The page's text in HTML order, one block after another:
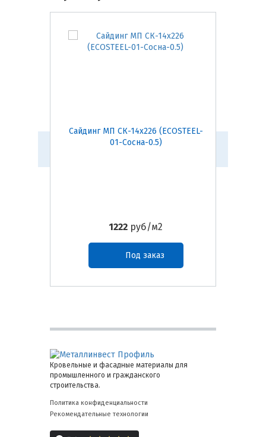
Сайдинг МП СК-14х226 (ECOSTEEL-
01-Сосна-0.5)
1222 руб/м2
Под заказ
Кровельные и фасадные материалы для
промышленного и гражданского
строительства.
Политика конфиденциальности
Рекомендательные технологии